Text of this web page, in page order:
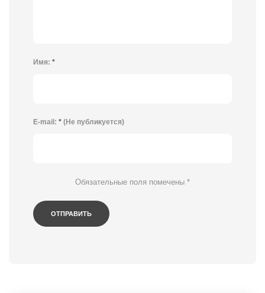
Имя: *
E-mail: * (Не публикуется)
Обязательные поля помечены *